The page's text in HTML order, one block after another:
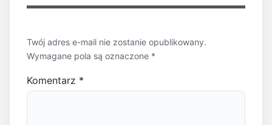
Twój adres e-mail nie zostanie opublikowany.
Wymagane pola są oznaczone *
Komentarz *